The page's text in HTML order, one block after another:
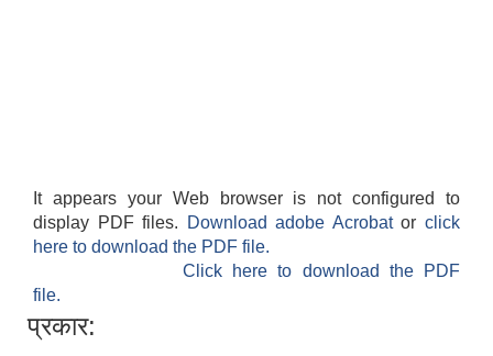
It appears your Web browser is not configured to
display PDF files.
Download adobe Acrobatorclick
here to download the PDF file.
Click here to download the PDF
file.
प्रकार: